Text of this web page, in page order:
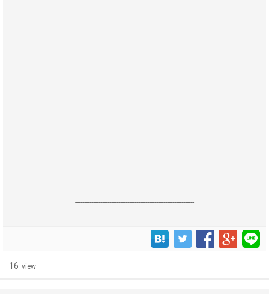
------------------------------------------------------------------
16 view